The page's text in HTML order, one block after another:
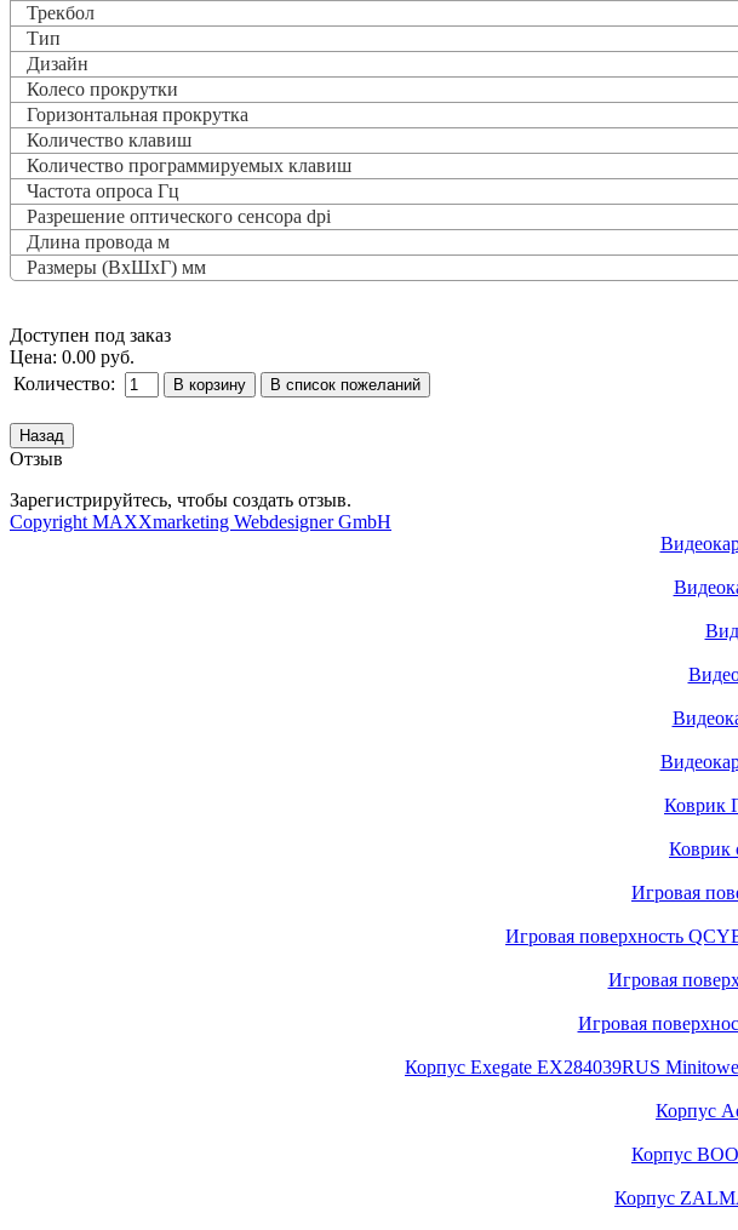
Трекбол
Тип
Дизайн
Колесо прокрутки
Горизонтальная прокрутка
Количество клавиш
Количество программируемых клавиш
Частота опроса Гц
Разрешение оптического сенсора dpi
Длина провода м
Размеры (ВxШxГ) мм
Доступен под заказ
Цена: 0.00 руб.
Количество:
Отзыв
Зарегистрируйтесь, чтобы создать отзыв.
Copyright MAXXmarketing Webdesigner GmbH
Коврик
Коврик
Игровая
Игровая поверхность
Игровая
Игровая
Корпус Exegate EX284039RUS
Корпус
Корпус
Корпус